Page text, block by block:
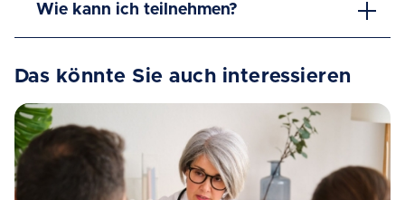
Wie kann ich teilnehmen?
Das könnte Sie auch interessieren